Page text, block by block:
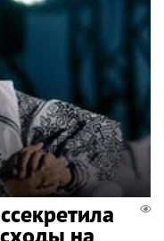
на